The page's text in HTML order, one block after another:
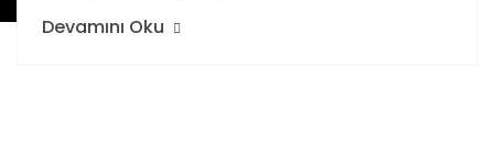
Devamını Oku